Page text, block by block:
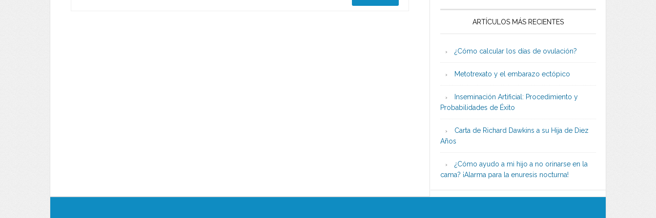
ARTÍCULOS MÁS RECIENTES
¿Cómo calcular los días de ovulación?
Metotrexato y el embarazo ectópico
Inseminación Artificial: Procedimiento y
Probabilidades de Éxito
Carta de Richard Dawkins a su Hija de Diez
Años
¿Cómo ayudo a mi hijo a no orinarse en la
cama? ¡Alarma para la enuresis nocturna!